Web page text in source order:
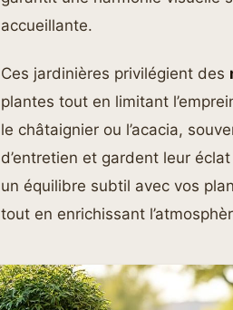
accueillante.
Ces jardinières privilégient des
plantes tout en limitant
le châtaignier ou l’acacia,
d’entretien et gardent leur
un équilibre subtil avec vos
tout en enrichissant